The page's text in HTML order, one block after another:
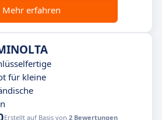
Mehr erfahren
für kleine
Erstellt auf Basis von 2 Bewertungen